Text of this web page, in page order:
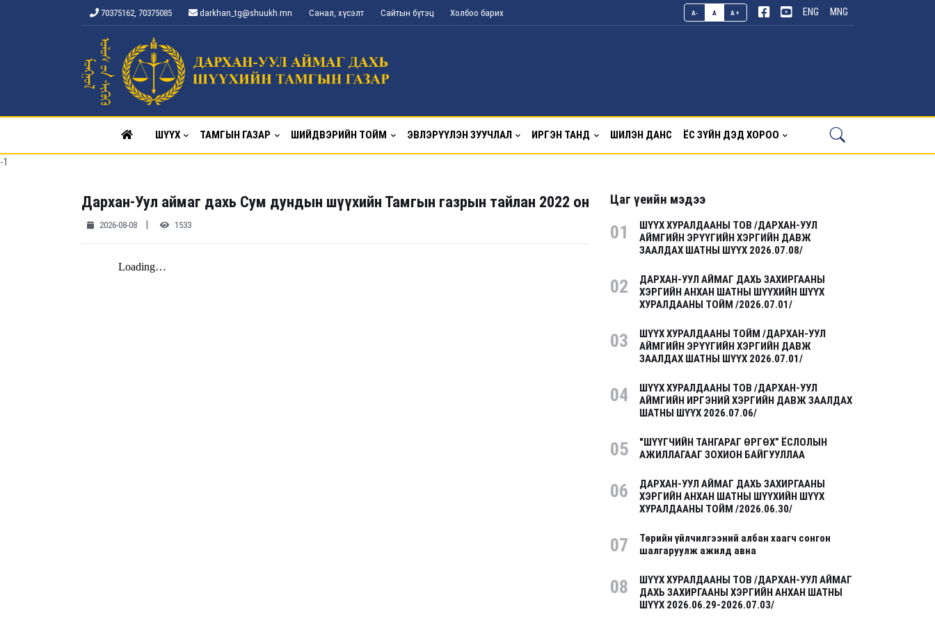
70375162, 70375085 darkhan_tg@shuukh.mn Санал, хүсэлт Сайтын бүтэц Холбоо барих A- A A+ ENG MNG
ШҮҮХ ТАМГЫН ГАЗАР ШИЙДВЭРИЙН ТОЙМ ЭВЛЭРҮҮЛЭН ЗУУЧЛАЛ ИРГЭН ТАНД ШИЛЭН ДАНС ЁС ЗҮЙН ДЭД ХОРОО
-1
Дархан-Уул аймаг дахь Сум дундын шүүхийн Тамгын газрын тайлан 2022 он
2026-08-08 | 1533
Цаг үеийн мэдээ
01
ШҮҮХ ХУРАЛДААНЫ ТОВ /ДАРХАН-УУЛ
АЙМГИЙН ЭРҮҮГИЙН ХЭРГИЙН ДАВЖ
ЗААЛДАХ ШАТНЫ ШҮҮХ 2026.07.08/
02
ДАРХАН-УУЛ АЙМАГ ДАХЬ ЗАХИРГААНЫ
ХЭРГИЙН АНХАН ШАТНЫ ШҮҮХИЙН ШҮҮХ
ХУРАЛДААНЫ ТОЙМ /2026.07.01/
03
ШҮҮХ ХУРАЛДААНЫ ТОЙМ /ДАРХАН-УУЛ
АЙМГИЙН ЭРҮҮГИЙН ХЭРГИЙН ДАВЖ
ЗААЛДАХ ШАТНЫ ШҮҮХ 2026.07.01/
04
ШҮҮХ ХУРАЛДААНЫ ТОВ /ДАРХАН-УУЛ
АЙМГИЙН ИРГЭНИЙ ХЭРГИЙН ДАВЖ ЗААЛДАХ
ШАТНЫ ШҮҮХ 2026.07.06/
05
"ШҮҮГЧИЙН ТАНГАРАГ ӨРГӨХ” ЁСЛОЛЫН
АЖИЛЛАГААГ ЗОХИОН БАЙГУУЛЛАА
06
ДАРХАН-УУЛ АЙМАГ ДАХЬ ЗАХИРГААНЫ
ХЭРГИЙН АНХАН ШАТНЫ ШҮҮХИЙН ШҮҮХ
ХУРАЛДААНЫ ТОЙМ /2026.06.30/
07
Төрийн үйлчилгээний албан хаагч сонгон
шалгаруулж ажилд авна
08
ШҮҮХ ХУРАЛДААНЫ ТОВ /ДАРХАН-УУЛ АЙМАГ
ДАХЬ ЗАХИРГААНЫ ХЭРГИЙН АНХАН ШАТНЫ
ШҮҮХ 2026.06.29-2026.07.03/